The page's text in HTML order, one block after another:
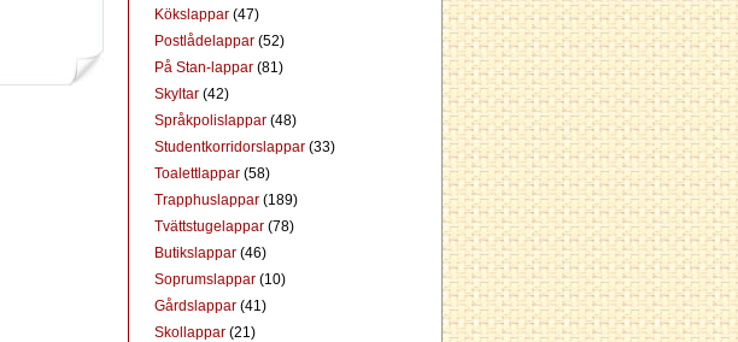
Kökslappar (47)
Postlådelappar (52)
På Stan-lappar (81)
Skyltar (42)
Språkpolislappar (48)
Studentkorridorslappar (33)
Toalettlappar (58)
Trapphuslappar (189)
Tvättstugelappar (78)
Butikslappar (46)
Soprumslappar (10)
Gårdslappar (41)
Skollappar (21)